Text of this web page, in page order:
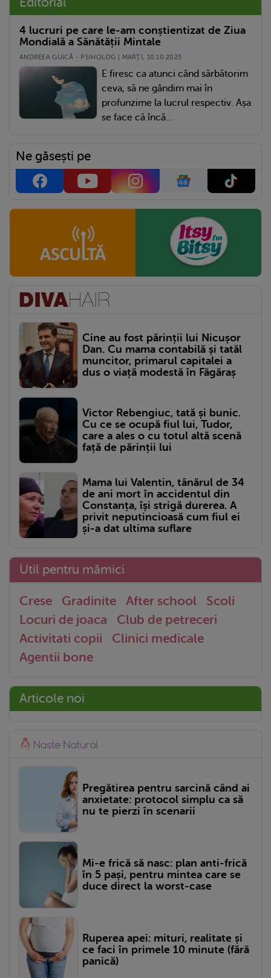
4 lucruri pe care le-am conștientizat de Ziua
Mondială a Sănătății Mintale
ANDREEA GUICĂ - PSIHOLOG | MARŢI, 10.10.2023
E firesc ca atunci când sărbătorim
ceva, să ne gândim mai în
profunzime la lucrul respectiv. Așa
se face că încă...
Ne găsești pe
Cine au fost părinții lui Nicușor
Dan. Cu mama contabilă și tatăl
muncitor, primarul capitalei a
dus o viață modestă în Făgăraș
Victor Rebengiuc, tată și bunic.
Cu ce se ocupă fiul lui, Tudor,
care a ales o cu totul altă scenă
față de părinții lui
Mama lui Valentin, tânărul de 34
de ani mort în accidentul din
Constanța, își strigă durerea. A
privit neputincioasă cum fiul ei
și-a dat ultima suflare
Util pentru mămici
Crese Gradinite After school
Scoli
Locuri de joaca
Club de petreceri
Activitati copii
Clinici medicale
Agentii bone
Articole noi
Pregătirea pentru sarcină când ai
anxietate: protocol simplu ca să
nu te pierzi în scenarii
Mi-e frică să nasc: plan anti-frică
în 5 pași, pentru mintea care se
duce direct la worst-case
Ruperea apei: mituri, realitate și
ce faci în primele 10 minute (fără
panică)